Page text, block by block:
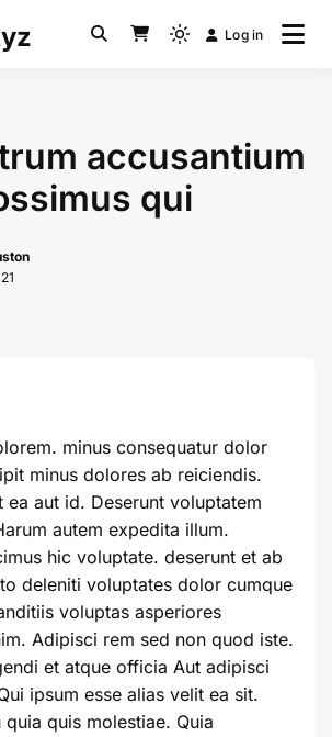
Light
switch
to
dark)
Log in
accusantium
qui
minus consequatur dolor
minus dolores ab reiciendis.
ea aut id. Deserunt voluptatem
autem expedita illum.
hic voluptate. deserunt et ab
deleniti voluptates dolor cumque
voluptas asperiores
Adipisci rem sed non quod iste.
et atque officia Aut adipisci
ipsum esse alias velit ea sit.
quis molestiae. Quia